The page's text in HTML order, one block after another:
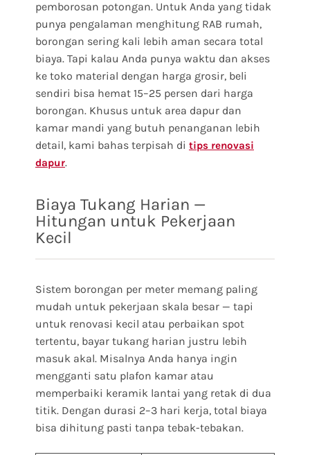
pemborosan potongan. Untuk Anda yang tidak
punya pengalaman menghitung RAB rumah,
borongan sering kali lebih aman secara total
biaya. Tapi kalau Anda punya waktu dan akses
ke toko material dengan harga grosir, beli
sendiri bisa hemat 15–25 persen dari harga
borongan. Khusus untuk area dapur dan
kamar mandi yang butuh penanganan lebih
detail, kami bahas terpisah di tips renovasi
dapur.
Biaya Tukang Harian —
Hitungan untuk Pekerjaan
Kecil
Sistem borongan per meter memang paling
mudah untuk pekerjaan skala besar — tapi
untuk renovasi kecil atau perbaikan spot
tertentu, bayar tukang harian justru lebih
masuk akal. Misalnya Anda hanya ingin
mengganti satu plafon kamar atau
memperbaiki keramik lantai yang retak di dua
titik. Dengan durasi 2–3 hari kerja, total biaya
bisa dihitung pasti tanpa tebak-tebakan.